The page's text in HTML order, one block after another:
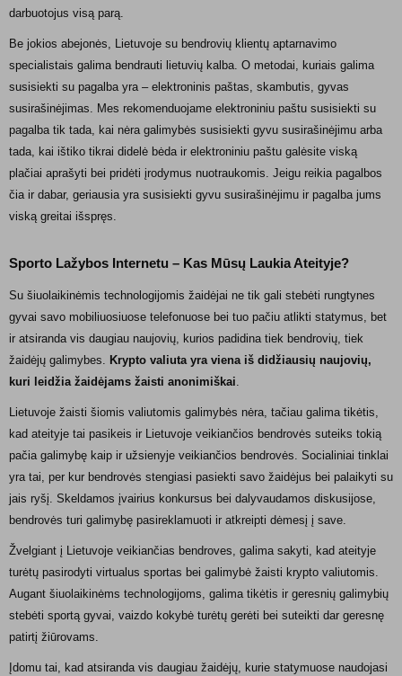
darbuotojus visą parą.
Be jokios abejonės, Lietuvoje su bendrovių klientų aptarnavimo
specialistais galima bendrauti lietuvių kalba. O metodai, kuriais galima
susisiekti su pagalba yra – elektroninis paštas, skambutis, gyvas
susirašinėjimas. Mes rekomenduojame elektroniniu paštu susisiekti su
pagalba tik tada, kai nėra galimybės susisiekti gyvu susirašinėjimu arba
tada, kai ištiko tikrai didelė bėda ir elektroniniu paštu galėsite viską
plačiai aprašyti bei pridėti įrodymus nuotraukomis. Jeigu reikia pagalbos
čia ir dabar, geriausia yra susisiekti gyvu susirašinėjimu ir pagalba jums
viską greitai išspręs.
Sporto Lažybos Internetu – Kas Mūsų Laukia Ateityje?
Su šiuolaikinėmis technologijomis žaidėjai ne tik gali stebėti rungtynes
gyvai savo mobiliuosiuose telefonuose bei tuo pačiu atlikti statymus, bet
ir atsiranda vis daugiau naujovių, kurios padidina tiek bendrovių, tiek
žaidėjų galimybes. Krypto valiuta yra viena iš didžiausių naujovių,
kuri leidžia žaidėjams žaisti anonimiškai.
Lietuvoje žaisti šiomis valiutomis galimybės nėra, tačiau galima tikėtis,
kad ateityje tai pasikeis ir Lietuvoje veikiančios bendrovės suteiks tokią
pačia galimybę kaip ir užsienyje veikiančios bendrovės. Socialiniai tinklai
yra tai, per kur bendrovės stengiasi pasiekti savo žaidėjus bei palaikyti su
jais ryšį. Skeldamos įvairius konkursus bei dalyvaudamos diskusijose,
bendrovės turi galimybę pasireklamuoti ir atkreipti dėmesį į save.
Žvelgiant į Lietuvoje veikiančias bendroves, galima sakyti, kad ateityje
turėtų pasirodyti virtualus sportas bei galimybė žaisti krypto valiutomis.
Augant šiuolaikinėms technologijoms, galima tikėtis ir geresnių galimybių
stebėti sportą gyvai, vaizdo kokybė turėtų gerėti bei suteikti dar geresnę
patirtį žiūrovams.
Įdomu tai, kad atsiranda vis daugiau žaidėjų, kurie statymuose naudojasi